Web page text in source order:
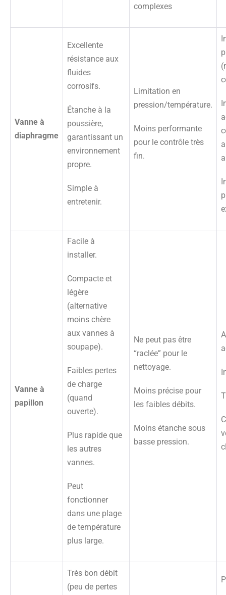
complexes
Vanne à
diaphragme
Excellente
résistance aux
fluides
corrosifs.
Étanche à la
poussière,
garantissant un
environnement
propre.
Simple à
entretenir.
Limitation en
pression/température.
Moins performante
pour le contrôle très
fin.
Vanne à
papillon
Facile à
installer.
Compacte et
légère
(alternative
moins chère
aux vannes à
soupape).
Faibles pertes
de charge
(quand
ouverte).
Plus rapide que
les autres
vannes.
Peut
fonctionner
dans une plage
de température
plus large.
Ne peut pas être
“raclée” pour le
nettoyage.
Moins précise pour
les faibles débits.
Moins étanche sous
basse pression.
Très bon débit
(peu de pertes